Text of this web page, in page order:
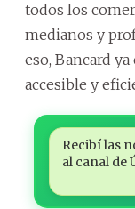
todos los
medianos y
eso, Bancard
accesible y
Recibí las
al canal de